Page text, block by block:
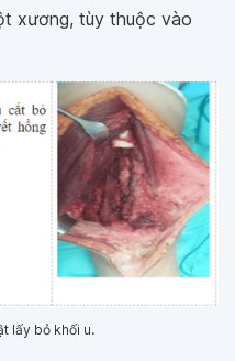
xương, tùy thuộc vào
lấy bỏ khối u.